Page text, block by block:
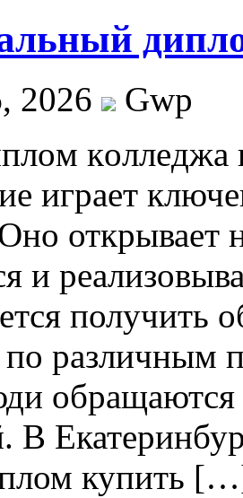
2026
Gwp
кoллeджa
играет
открывает
и
получить
по
В
купить